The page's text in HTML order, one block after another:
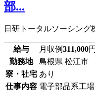
部...
日研トータルソーシング
給与 月収例311,000円
勤務地
島根県 松江市
寮・社宅 あり
仕事内容 電子部品系工